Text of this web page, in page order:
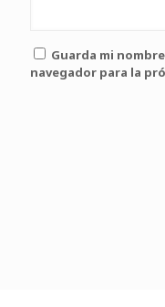
Guarda mi
navegador para la